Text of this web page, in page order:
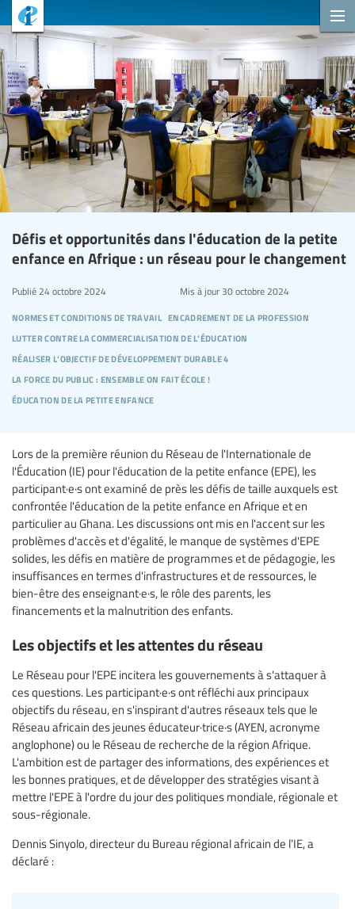
Défis et opportunités dans l'éducation de la petite
enfance en Afrique : un réseau pour le changement
normes et conditions de travail encadrement de la profession
lutter contre la commercialisation de l’éducation
réaliser l’objectif de développement durable 4
la force du public : ensemble on fait école !
éducation de la petite enfance
Publié 24 octobre 2024 Mis à jour30 octobre 2024
Lors de la première réunion du Réseau de l'Internationale de
l'Éducation (IE) pour l'éducation de la petite enfance (EPE), les
participant·e·s ont examiné de près les défis de taille auxquels est
confrontée l'éducation de la petite enfance en Afrique et en
particulier au Ghana. Les discussions ont mis en l'accent sur les
problèmes d'accès et d'égalité, le manque de systèmes d'EPE
solides, les défis en matière de programmes et de pédagogie, les
insuffisances en termes d'infrastructures et de ressources, le
bien-être des enseignant·e·s, le rôle des parents, les
financements et la malnutrition des enfants.
Les objectifs et les attentes du réseau
Le Réseau pour l'EPE incitera les gouvernements à s'attaquer à
ces questions. Les participant·e·s ont réfléchi aux principaux
objectifs du réseau, en s'inspirant d'autres réseaux tels que le
Réseau africain des jeunes éducateur·trice·s (AYEN, acronyme
anglophone) ou le Réseau de recherche de la région Afrique.
L'ambition est de partager des informations, des expériences et
les bonnes pratiques, et de développer des stratégies visant à
mettre l'EPE à l'ordre du jour des politiques mondiale, régionale et
sous-régionale.
Dennis Sinyolo, directeur du Bureau régional africain de l’IE, a
déclaré :